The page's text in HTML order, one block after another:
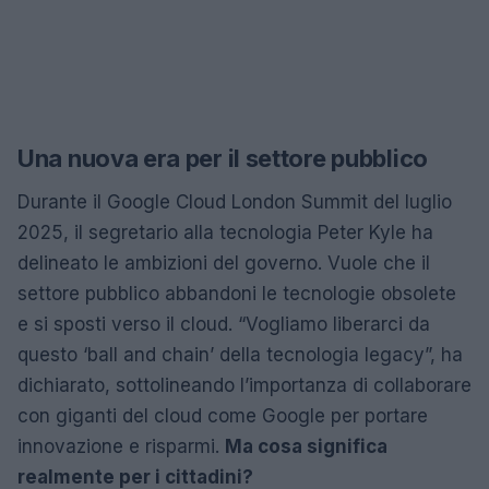
Una nuova era per il settore pubblico
Durante il Google Cloud London Summit del luglio
2025, il segretario alla tecnologia Peter Kyle ha
delineato le ambizioni del governo. Vuole che il
settore pubblico abbandoni le tecnologie obsolete
e si sposti verso il cloud. “Vogliamo liberarci da
questo ‘ball and chain’ della tecnologia legacy”, ha
dichiarato, sottolineando l’importanza di collaborare
con giganti del cloud come Google per portare
innovazione e risparmi. Ma cosa significa
realmente per i cittadini?